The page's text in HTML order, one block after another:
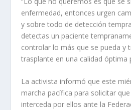
enfermedad, entonces urgen
y sobre todo de detección
detectas un paciente
controlar lo más que se pueda y
trasplante en una calidad óptima
La activista informó que este
marcha pacífica para solicitar
interceda por ellos ante la